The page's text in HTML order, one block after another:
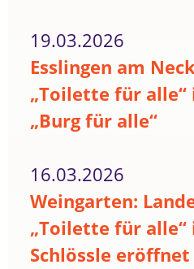
19.03.2026
Esslingen am
„Toilette für alle“
„Burg für alle“
16.03.2026
Weingarten:
„Toilette für alle“
Schlössle eröffnet